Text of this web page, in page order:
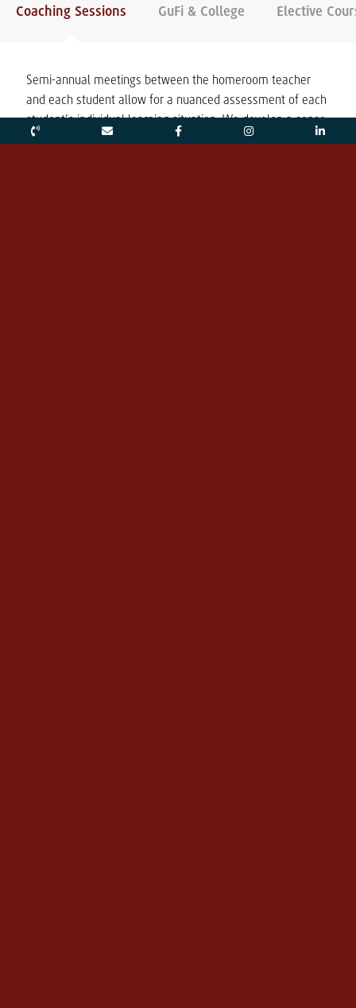
Coaching Sessions GuFi & College Elective
Semi-annual meetings between the homeroom teacher
and each student allow for a nuanced assessment of each
student’s individual learning situation. We develop a sense
of how each young person is doing and initiate a dialogue-